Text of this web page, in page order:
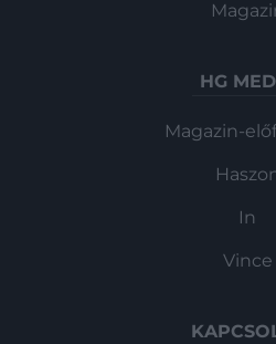
HG
Magazin-
In
Vince